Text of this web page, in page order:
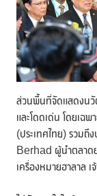
ส่วนพื้นที่จัดแสดงนวั
และโดดเด่น โดยเฉ
(ประเทศไทย) รว
Berhad ผู้นำตลาด
เครื่องหมายฮาลาล เ